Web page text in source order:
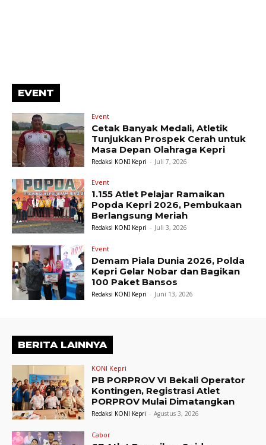
EVENT
Event
Cetak Banyak Medali, Atletik
Tunjukkan Prospek Cerah untuk
Masa Depan Olahraga Kepri
Redaksi KONI Kepri - Juli 7, 2026
Event
1.155 Atlet Pelajar Ramaikan
Popda Kepri 2026, Pembukaan
Berlangsung Meriah
Redaksi KONI Kepri - Juli 3, 2026
Event
Demam Piala Dunia 2026, Polda
Kepri Gelar Nobar dan Bagikan
100 Paket Bansos
Redaksi KONI Kepri - Juni 13, 2026
BERITA LAINNYA
KONI Kepri
PB PORPROV VI Bekali Operator
Kontingen, Registrasi Atlet
PORPROV Mulai Dimatangkan
Redaksi KONI Kepri - Agustus 3, 2026
Cabor